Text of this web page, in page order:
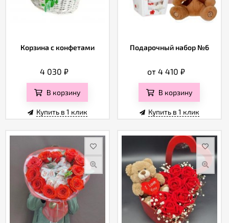
Корзина с конфетами
4 030₽
В корзину
Купить в 1 клик
Подарочный набор №6
от 4 410₽
В корзину
Купить в 1 клик